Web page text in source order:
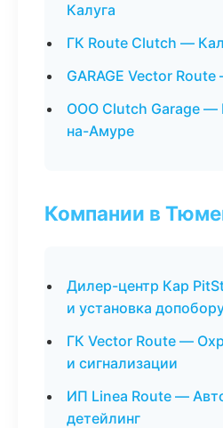
Калуга
ГК Route Clutch —
GARAGE Vector
ООО Clutch Garage —
на-Амуре
Компании в
Дилер-центр Кар
и установка
ГК Vector Route —
и сигнализации
ИП Linea Route —
детейлинг